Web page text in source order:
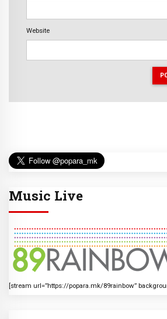
Website
Music Live
[stream url=”https://popara.mk/89rainbow”